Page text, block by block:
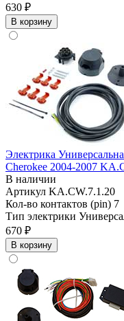
630 ₽
В корзину
Электрика
Cherokee 2004-2007
В наличии
Артикул KA.CW.7.1.20
Кол-во контактов (pin) 7
Тип электрики
670 ₽
В корзину